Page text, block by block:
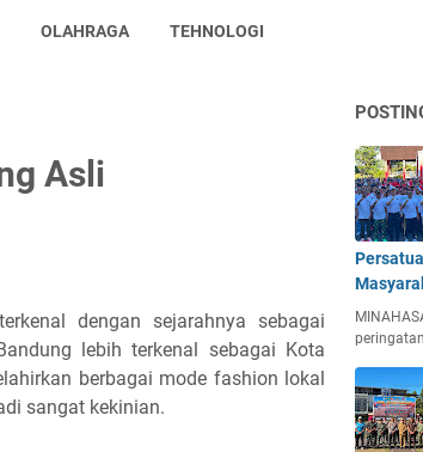
OLAHRAGA TEHNOLOGI
Asli
dengan sejarahnya sebagai
lebih terkenal sebagai Kota
berbagai mode fashion lokal
sangat kekinian.